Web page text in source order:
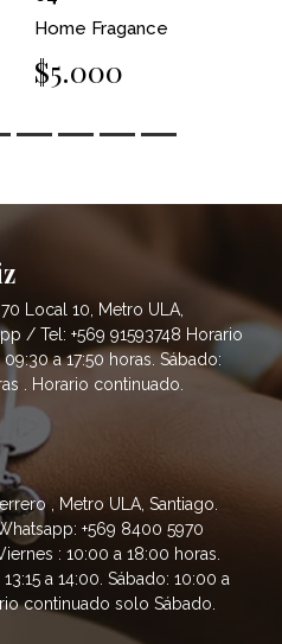
Home Fragance
$5.000
Local 10, Metro ULA,
/ Tel: +569 91593748 Horario
09:30 a 17:50 horas. Sábado:
. Horario continuado.
, Metro ULA, Santiago.
+569 8400 5970
: 10:00 a 18:00 horas.
a 14:00. Sábado: 10:00 a
continuado solo Sábado.